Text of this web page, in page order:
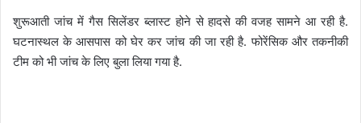
शुरूआती जांच में गैस सिलेंडर ब्लास्ट होने से हादसे की वजह सामने आ रही है.
घटनास्थल के आसपास को घेर कर जांच की जा रही है. फोरेंसिक और तकनीकी
टीम को भी जांच के लिए बुला लिया गया है.